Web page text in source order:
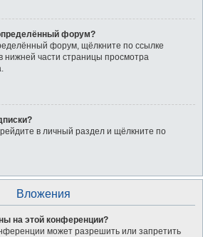
форум?
форум, щёлкните по ссылке
нижней части страницы просмотра
в личный раздел и щёлкните по
Вложения
на этой конференции?
может разрешить или запретить